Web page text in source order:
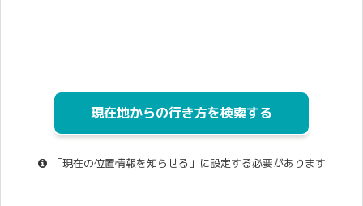
現在地からの行き方を検索する
「現在の位置情報を知らせる」に設定する必要があります